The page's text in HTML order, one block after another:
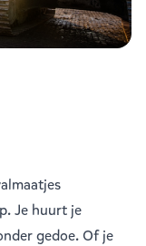
Je huurt je
gedoe. Of je